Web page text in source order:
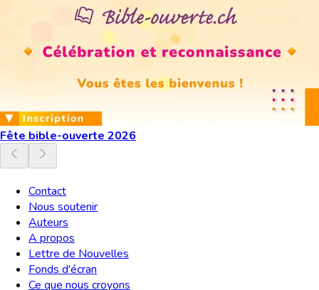
Fête bible-ouverte 2026
Contact
Nous soutenir
Auteurs
A propos
Lettre de Nouvelles
Fonds d'écran
Ce que nous croyons